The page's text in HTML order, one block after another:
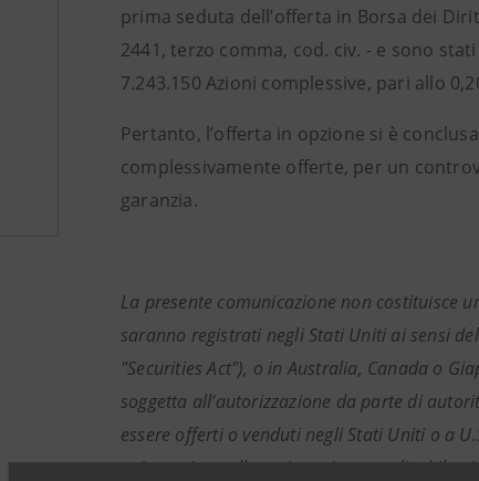
prima seduta dell’offerta in Borsa dei
2441, terzo comma, cod. civ. - e sono
7.243.150 Azioni complessive, pari allo
Pertanto, l’offerta in opzione si è
complessivamente offerte, per un
garanzia.
La presente comunicazione non costituisce
saranno registrati negli Stati Uniti ai sensi
"Securities Act"), o in Australia, Canada o
soggetta all’autorizzazione da parte di
essere offerti o venduti negli Stati Uniti o a
un’esenzione alla registrazione applicabile